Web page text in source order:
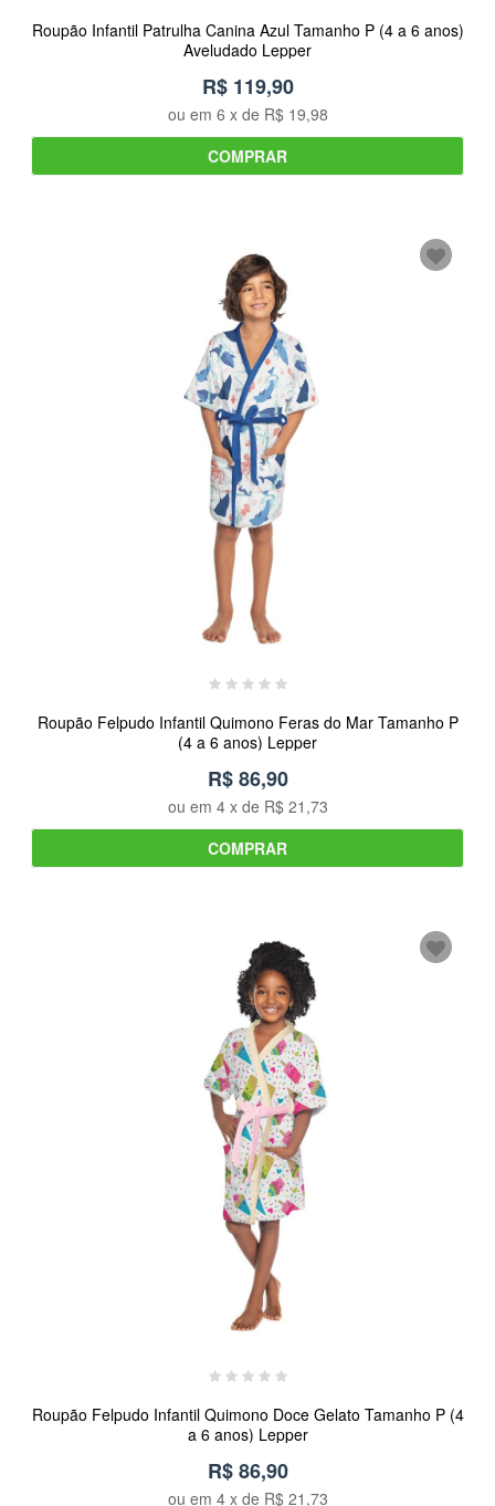
Roupão Infantil Patrulha Canina Azul Tamanho P (4 a 6 anos)
Aveludado Lepper
R$ 119,90
ou em 6 x de R$ 19,98
COMPRAR
Roupão Felpudo Infantil Quimono Feras do Mar Tamanho P
(4 a 6 anos) Lepper
R$ 86,90
ou em 4x de R$ 21,73
COMPRAR
Roupão Felpudo Infantil Quimono Doce Gelato Tamanho P (4
a 6 anos) Lepper
R$ 86,90
ou em 4x de R$ 21,73